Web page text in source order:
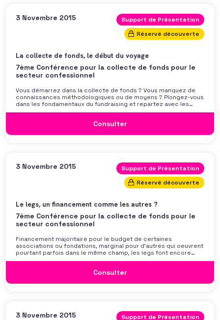
3 Novembre 2015
Support de Présentation
Réservé découverte
La collecte de fonds, le début du voyage
7ème Conférence pour la collecte de fonds pour le
secteur confessionnel
Vous démarrez dans la collecte de fonds ? Vous manquez de
connaissances méthodologiques ou de moyens ? Plongez-vous
dans les fondamentaux du fundraising et repartez avec les
bases nécessaires au développement d’une solution adaptée à
interactif et didactique au coeur de la
Consulter
3 Novembre 2015
Support de Présentation
Réservé découverte
Le legs, un financement comme les autres ?
7ème Conférence pour la collecte de fonds pour le
secteur confessionnel
Financement majoritaire pour le budget de certaines
associations ou fondations, marginal pour d’autres qui oeuvrent
pourtant parfois dans le même champ, les legs font encore
souvent l’objet d’une politique empirique. Si le contexte du don
mystérieux. Avec un cadre juridique
Consulter
3 Novembre 2015
Support de Présentation